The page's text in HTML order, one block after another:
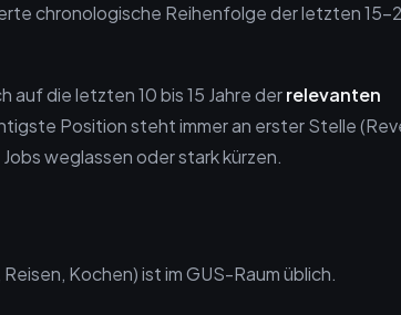
chronologische Reihenfolge der letzten 15-
auf die letzten 10 bis 15 Jahre derrelevanten
Position steht immer an erster Stelle
weglassen oder stark kürzen.
Kochen) ist im GUS-Raum üblich.